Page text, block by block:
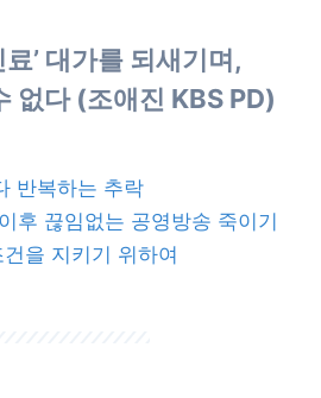
료’ 대가를 되새기며,
없다(조애진 KBS PD)
반복하는 추락
후 끊임없는 공영방송 죽이기
을 지키기 위하여